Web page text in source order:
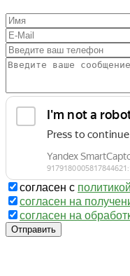
согласен с
согласен на
согласен на
Отправить